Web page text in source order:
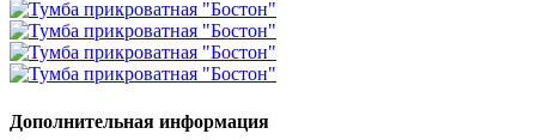
Дополнительная информация